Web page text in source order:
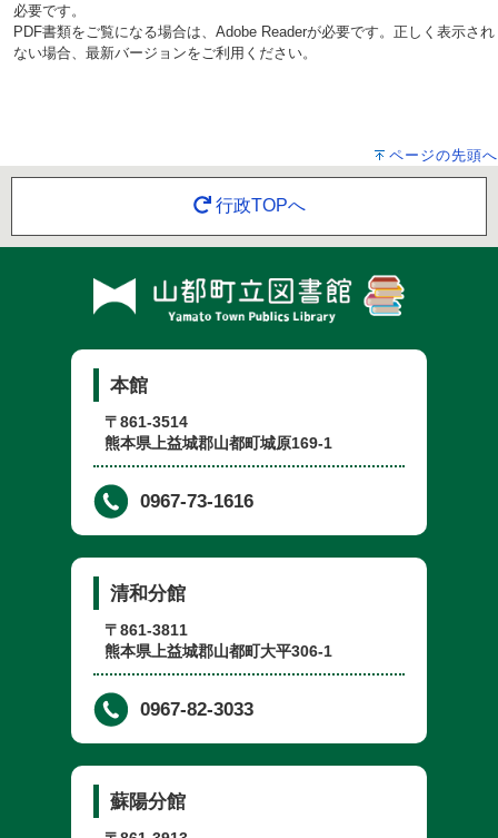
必要です。
PDF書類をご覧になる場合は、Adobe Readerが必要です。正しく表示され
ない場合、最新バージョンをご利用ください。
ページの先頭へ
行政TOPへ
本館
〒861-3514
熊本県上益城郡山都町城原169-1
0967-73-1616
清和分館
〒861-3811
熊本県上益城郡山都町大平306-1
0967-82-3033
蘇陽分館